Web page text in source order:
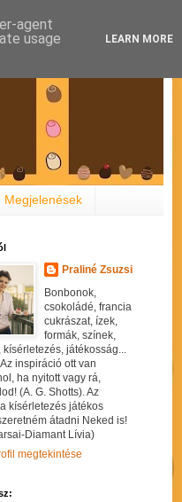
Megjelenések
Praliné Zsuzsi
Bonbonok,
csokoládé, francia
cukrászat, ízek,
formák, színek,
játékosság...
inspiráció ott van
ha nyitott vagy rá,
(A. G. Shotts). Az
kísérletezés játékos
átadni Neked is!
Diamant Lívia)
megtekintése
agent
usage
LEARN MORE